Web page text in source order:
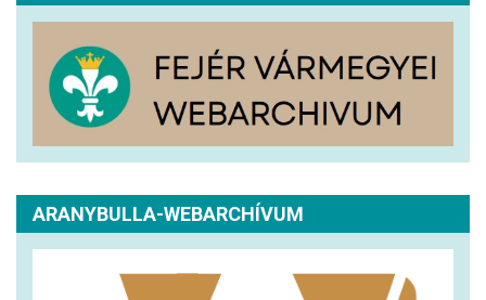
ARANYBULLA-WEBARCHÍVUM